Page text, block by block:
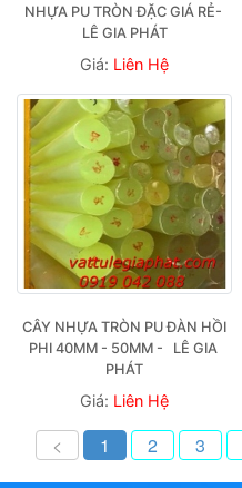
NHỰA PU TRÒN ĐẶC GIÁ RẺ-
LÊ GIA PHÁT
Giá: Liên Hệ
CÂY NHỰA TRÒN PU ĐÀN HỒI
PHI 40MM - 50MM -   LÊ GIA
PHÁT
Giá: Liên Hệ
< 1 2 3